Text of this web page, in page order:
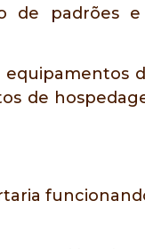
de padrões e
de